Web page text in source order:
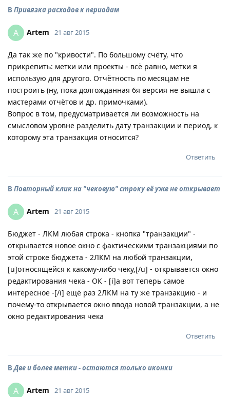
В Привязка расходов к периодам
A Artem 21 авг 2015
Да так же по "кривости". По большому счёту, что
прикрепить: метки или проекты - всё равно, метки я
использую для другого. Отчётность по месяцам не
построить (ну, пока долгожданная 6я версия не вышла с
мастерами отчётов и др. примочками).
Вопрос в том, предусматривается ли возможность на
смысловом уровне разделить дату транзакции и период, к
которому эта транзакция относится?
Ответить
В Повторный клик на "чековую" строку её уже не открывает
A Artem 21 авг 2015
Бюджет - ЛКМ любая строка - кнопка "транзакции" -
открывается новое окно с фактическими транзакциями по
этой строке бюджета - 2ЛКМ на любой транзакции,
[u]относящейся к какому-либо чеку,[/u] - открывается окно
редактирования чека - ОК - [i]а вот теперь самое
интересное -[/i] ещё раз 2ЛКМ на ту же транзакцию - и
почему-то открывается окно ввода новой транзакции, а не
окно редактирования чека
Ответить
ВДве и более метки - остаются только иконки
A Artem 21 авг 2015